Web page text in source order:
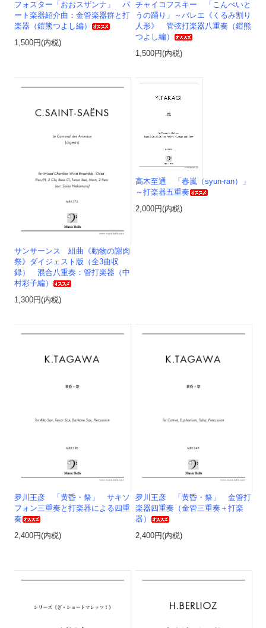
フォスター「おおスザンナ」 パ
ート楽器紹介曲：金管楽器群と打
楽器（鎧熊つよし編）
1,500円(内税)
チャイコフスキー 「こんぺいと
うの踊り」～バレエ《くるみ割り
人形》 管弦打楽器八重奏（鎧熊
つよし編）
1,500円(内税)
サンサーンス 組曲《動物の謝肉
祭》ダイジェスト版（全3曲収
録） 混合八重奏：管打楽器（中
村彩子編）
1,300円(内税)
高木至通 「春嵐（syun-ran）」
～打楽器五重奏
2,000円(内税)
夛川王彦 「黄昏・祭」 サキソ
フォン三重奏と打楽器による四重
奏
2,400円(内税)
夛川王彦 「黄昏・祭」 金管打
楽器四重奏（金管三重奏＋打楽
器）
2,400円(内税)